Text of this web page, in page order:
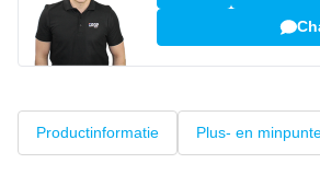
Productinformatie Plus- en